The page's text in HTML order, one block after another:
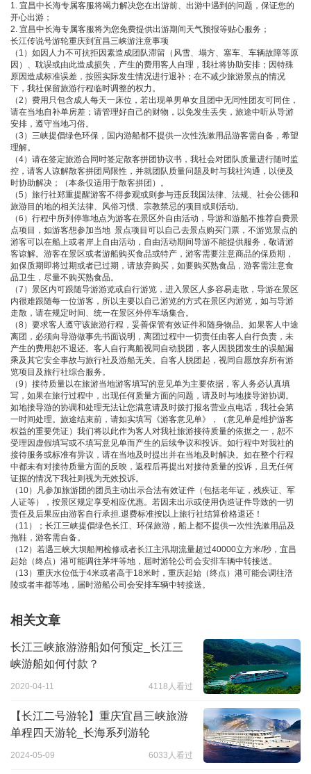
1. 宜昌中长海专属客服将竭力解决您在出游前、出游中遇到的问题，保证您的
开心出游；
2. 宜昌中长海专属客服将为您免费提供出游期间天气预报等贴心服务；
长江传说号游轮重庆到宜昌三峡游注意事项
（1）如因人力不可抗拒因素造成团队滞留（风雪、塌方、塞车、车辆故障等原
因）、耽误或由此造成损失，产生的费用客人自理，我社将协助安排；因特殊
原因造成标准误差，按照实际发生情况进行退补；在不减少旅游景点的情况
下，我社保留旅游行程临时调整的权力。
（2）费用只包含成人每天一床位，若出现单男单女且团中无同性团友可同住，
请在当地自补单房差；请管理好自己的财物，以免发生丢失，旅途中听从导游
安排，遵守当地习俗。
（3）三峡提倡绿色环保，国内游船都不提供一次性洗漱用品游客需自备，希望
理解。
（4）请在签定旅游合同时签定散客拼团协议书，我社会对团队质量进行随时监
控，请客人谅解散客拼团局限性，并就团队质量问题及时与我社沟通，以便及
时协助解决；（本条仅适用于散客拼团）。
（5）旅行社郑重提醒游客不得参观或则参与违反我国法律、法规、社会公德和
旅游目的地的相关法律、风俗习惯、宗教禁忌的项目或则活动。
（6）行程中所列停靠地点为游客在景区外自由活动，导游和游船不推荐自费景
点项目，如游客想参加当地 景点项目可以自己去景点购买门票，不游览景点的
游客可以在船上或者岸上自由活动，自由活动期间导游不能提供服务，敬请游
客谅解。游客在景区或者游船购买食品或特产，游客需要注意商品的保质期，
如保质期即将过期或者已过期，请放弃购买，如要购买熟食品，游客需注意食
品卫生，尽量不购买熟食品。
（7）景区内可跟随导游游览或自行游览，进入景区人多容易走散，导游在景区
内很难跟随每一位游客，所以主要以自己游览的方式在景区内游览，如与导游
走散，请在规定时间、统一在景区外停车场集合。
（8）要求客人遵守该旅游行程，妥善保管有效证件和随身物品。如果客人中途
离团，必须向导游做事先书面说明，离团过程中一切责任由客人自行负责，未
产生的费用恕不退还。客人自行离船视同自动脱团，客人因脱团发生的误船漏
乘及其它安全事故与旅行社及游船无关。自客人脱团起，视同自愿放弃所有游
览项目及旅行社综合服务。
（9）接待质量以在旅游当地游客填写的意见单为主要依据，客人务必认真填
写，如果在旅行过程中，出现任何质量方面的问题，请及时与地接导游协调。
如地接导游的协调和处理无法让您满意请及时拨打报名营业点电话，我社会第
一时间处理。旅途结束前，请如实填写《游客意见单》，（意见单是维护游客
权益的重要凭证）我们将以此作为客人对我社旅游接待质量的依据之一，恕不
受理因虚假填写或不填写意见单而产生的后续争议和投诉。如行程中对我社的
接待服务或标准有异议，请在当地及时提出并在当地及时解决。如在整个行程
中都未有对接待质量方面的反映，返程后再提出对接待质量的投诉，且无任何
证据的情况下我社则视为无效投诉。
（10）凡参加旅游团的团员主动出示合法有效证件（包括老年证，残疾证、军
人证等），按景区规定享受相应优惠。若因未出示或使用伪造证件导致的一切
责任及后果应由游客自行承担.退费标准按以上旅行社结算价格退还！
（11）；长江三峡提倡绿色长江、环保旅游，船上都不提供一次性洗漱用品及
拖鞋，游客需自备。
（12）若遇三峡大坝船闸检修或者长江主汛期流量超过40000立方米/秒，宜昌
起始（终点）港可能调往茅坪等地，届时游轮公司会安排车辆中转接送。
（13）重庆水位低于4米或者高于18米时，重庆起始（终点）港可能会调往涪
陵或者丰都等地，届时游船公司会安排车辆中转接送。
相关文章
长江三峡旅游游船如何预定_长江三
峡游船如何付款？
2020-04-11 4118人看过
【长江二号游轮】重庆宜昌三峡旅游
单程四天游轮_长海系列游轮
2024-05-09 6033人看过